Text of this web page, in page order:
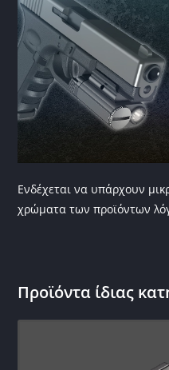
Ενδέχεται να υπάρχουν
χρώματα των προϊόντων
Προϊόντα ίδιας